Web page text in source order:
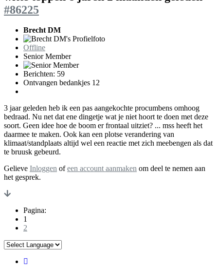
#86225
Brecht DM
Offline
Senior Member
Berichten: 59
Ontvangen bedankjes 12
3 jaar geleden heb ik een pas aangekochte procumbens omhoog
bedraad. Nu net dat ene dingetje wat je niet hoort te doen met deze
soort. Geen idee hoe de boom er frontaal uitziet? ... mss heeft het
daarmee te maken. Ook kan een plotse verandering van
klimaat/standplaats altijd wel een reactie met zich meebengen als dat
te bruusk gebeurd.
Gelieve Inloggen ofeen account aanmaken om deel te nemen aan
het gesprek.
Pagina:
1
2